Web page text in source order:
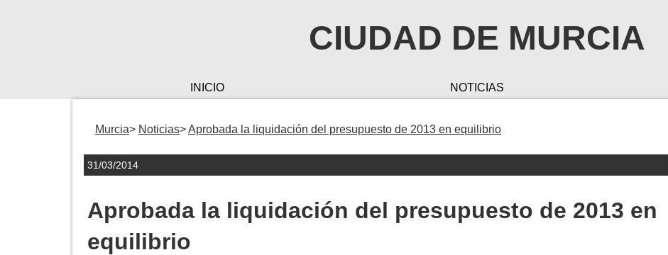
CIUDAD DE MURCIA
INICIO NOTICIAS
Murcia Noticias Aprobada la liquidación del presupuesto de 2013 en equilibrio
31/03/2014
Aprobada la liquidación del presupuesto de 2013 en
equilibrio